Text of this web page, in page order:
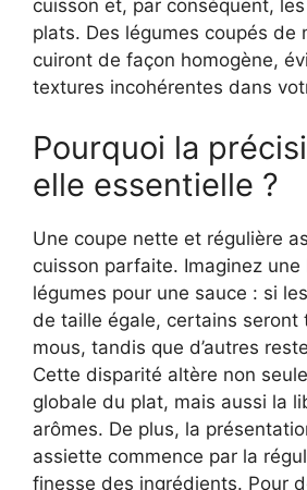
cuisson et, par conséquent,
plats. Des légumes coupés de
cuiront de façon homogène,
textures incohérentes dans
Pourquoi la
elle essentielle ?
Une coupe nette et régulière
cuisson parfaite. Imaginez une
légumes pour une sauce : si
de taille égale, certains seront
mous, tandis que d’autres
Cette disparité altère non
globale du plat, mais aussi la
arômes. De plus, la
assiette commence par la
finesse des ingrédients. Pour